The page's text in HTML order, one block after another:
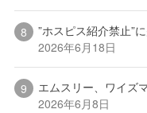
”ホスピス紹介禁止”
2026年6月18日
エムスリー、ワイズ
2026年6月8日